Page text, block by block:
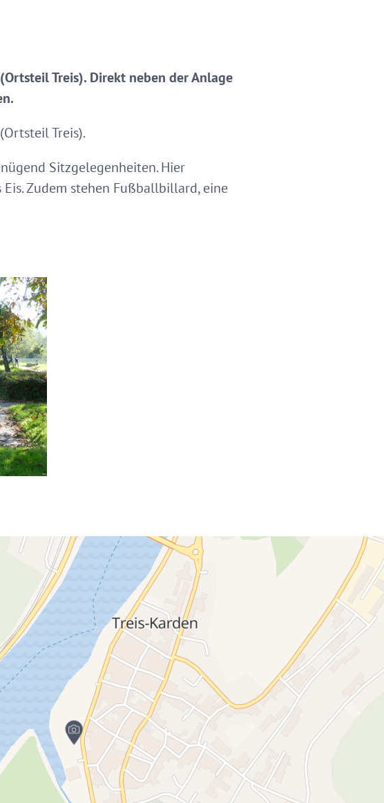
Treis). Direkt neben der Anlage
Treis).
Sitzgelegenheiten. Hier
Zudem stehen Fußballbillard, eine